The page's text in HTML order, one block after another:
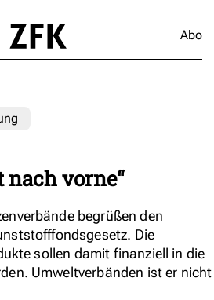
Abo
nach vorne“
begrüßen den
Die
sollen damit finanziell in die
Umweltverbänden ist er nicht